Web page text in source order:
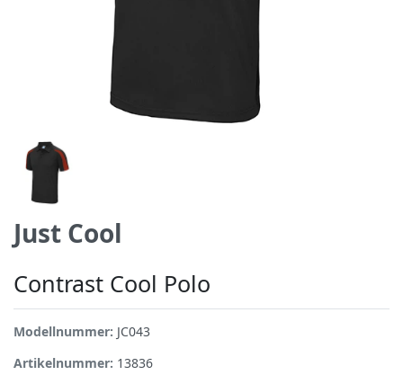
Just Cool
Contrast Cool Polo
Modellnummer: JC043
Artikelnummer: 13836